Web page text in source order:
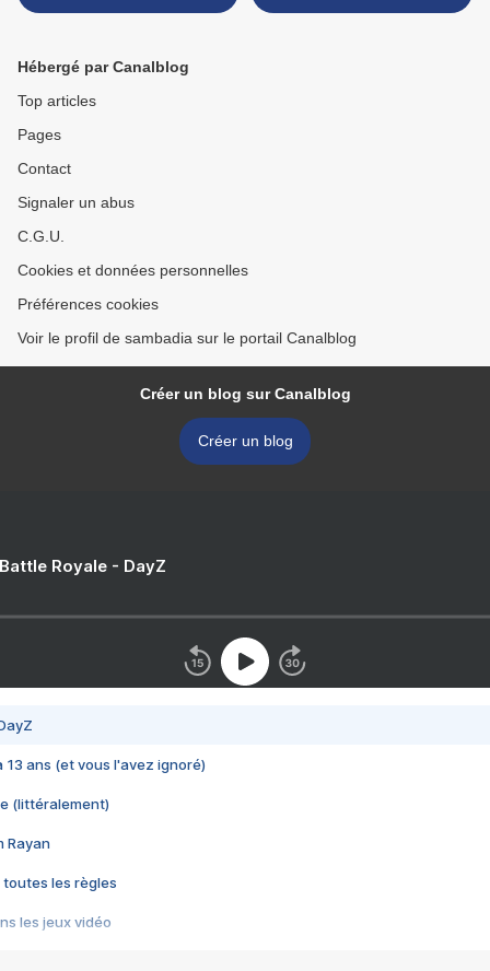
Hébergé par Canalblog
Top articles
Pages
Contact
Signaler un abus
C.G.U.
Cookies et données personnelles
Préférences cookies
Voir le profil de sambadia sur le portail Canalblog
Créer un blog sur Canalblog
Créer un blog
Royale - DayZ
13 ans (et vous l'avez ignoré)
(littéralement)
Rayan
toutes les règles
les jeux vidéo